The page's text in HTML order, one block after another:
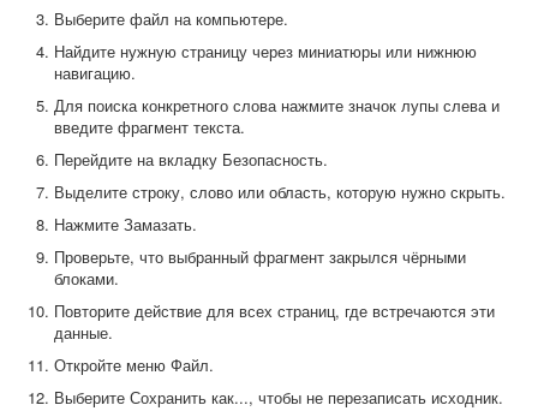
Выберите файл на компьютере.
Найдите нужную страницу через миниатюры или нижнюю
навигацию.
Для поиска конкретного слова нажмите значок лупы слева и
введите фрагмент текста.
Перейдите на вкладку Безопасность.
Выделите строку, слово или область, которую нужно скрыть.
Нажмите Замазать.
Проверьте, что выбранный фрагмент закрылся чёрными
блоками.
Повторите действие для всех страниц, где встречаются эти
данные.
Откройте меню Файл.
Выберите Сохранить как..., чтобы не перезаписать исходник.